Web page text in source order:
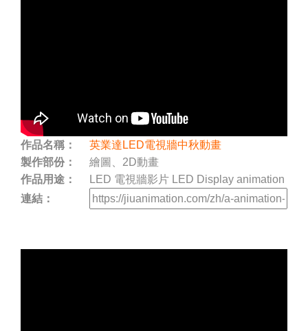
作品名稱：
英業達LED電視牆中秋動畫
製作部份：
繪圖、2D動畫
作品用途：
LED 電視牆影片 LED Display animation
連結：